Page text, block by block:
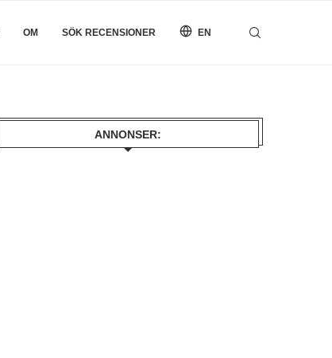
OM SÖK RECENSIONER EN
ANNONSER: